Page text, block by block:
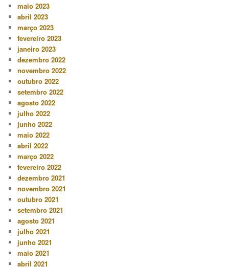
maio 2023
abril 2023
março 2023
fevereiro 2023
janeiro 2023
dezembro 2022
novembro 2022
outubro 2022
setembro 2022
agosto 2022
julho 2022
junho 2022
maio 2022
abril 2022
março 2022
fevereiro 2022
dezembro 2021
novembro 2021
outubro 2021
setembro 2021
agosto 2021
julho 2021
junho 2021
maio 2021
abril 2021